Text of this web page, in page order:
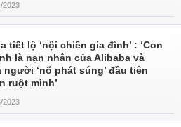
2023
tiết lộ ‘nội chiến gia đình’ : ‘Con
là nạn nhân của Alibaba và
người ‘nổ phát súng’ đầu tiên
ruột mình’
2023